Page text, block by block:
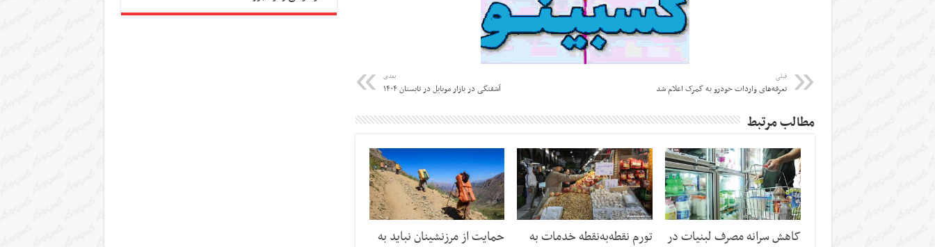
قبلی
تعرفه‌های واردات خودرو به گمرک اعلام شد
بعدی
آشفتگی در بازار موبایل در تابستان ۱۴۰۴
مطالب مرتبط
کاهش سرانه مصرف لبنیات در تورم نقطه‌به‌نقطه خدمات به حمایت از مرزنشینان نباید به